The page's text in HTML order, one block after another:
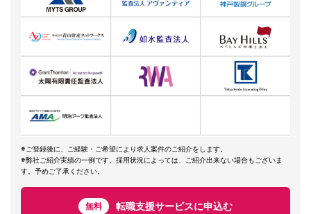
※ご登録後に、ご経験・ご希望により求人案件のご紹介をします。
※弊社ご紹介実績の一例です。採用状況によっては、ご紹介出来ない場合もございま
す。予めご了承ください。
無料 転職支援サービスに申込む